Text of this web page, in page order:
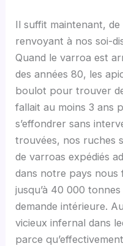
Il suffit maintenant,
renvoyant à nos soi-
Quand le varroa est
des années 80, les
boulot pour trouver
fallait au moins 3 ans
s’effondrer sans
trouvées, nos ruches
de varroas expédiés
dans notre pays nous
jusqu’à 40 000
demande intérieure.
vicieux infernal dans
parce